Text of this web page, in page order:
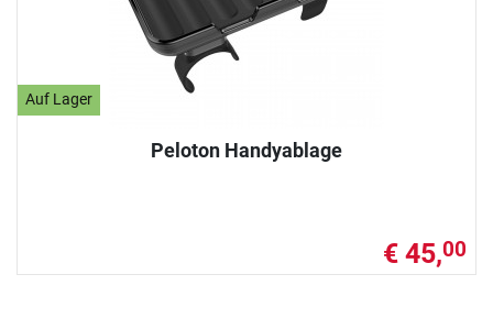
Auf Lager
Peloton Handyablage
€ 45,00